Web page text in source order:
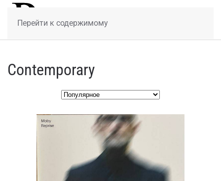
Перейти к содержимому
Contemporary